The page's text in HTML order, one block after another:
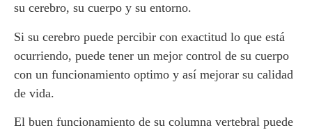
su cerebro, su cuerpo y su entorno.
Si su cerebro puede percibir con exactitud lo que está
ocurriendo, puede tener un mejor control de su cuerpo
con un funcionamiento optimo y así mejorar su calidad
de vida.
El buen funcionamiento de su columna vertebral puede